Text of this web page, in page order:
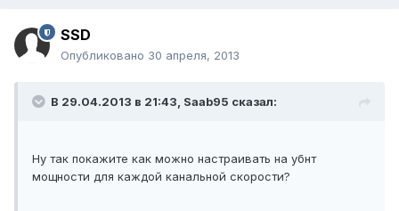
SSD
Опубликовано 30 апреля, 2013
В 29.04.2013 в 21:43, Saab95 сказал:
Ну так покажите как можно настраивать на убнт
мощности для каждой канальной скорости?